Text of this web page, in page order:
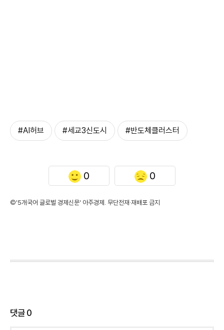
#AI허브 #세교3신도시 #반도체클러스터
0 0
©'5개국어 글로벌 경제신문' 아주경제. 무단전재·재배포 금지
댓글0